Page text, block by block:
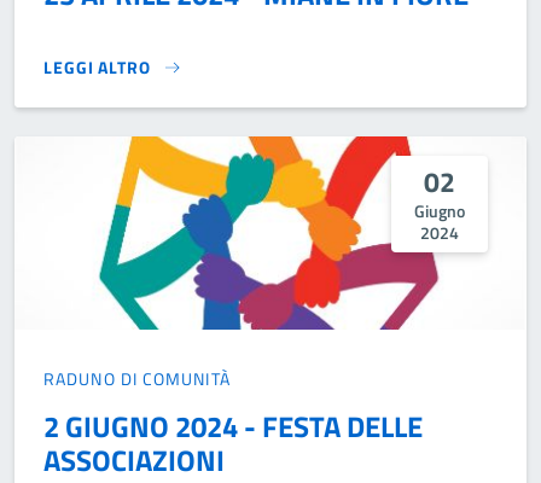
LEGGI ALTRO
25 APRILE 2024 - MIANE IN FIORE}
02
Giugno
2024
RADUNO DI COMUNITÀ
2 GIUGNO 2024 - FESTA DELLE
ASSOCIAZIONI